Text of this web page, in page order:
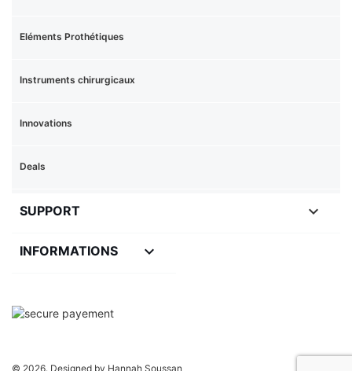
Eléments Prothétiques
Innovations
Instruments chirurgicaux
Deals
SUPPORT 
INFORMATIONS keyboard_arrow_down
© 2026. Designed by Hannah Soussan